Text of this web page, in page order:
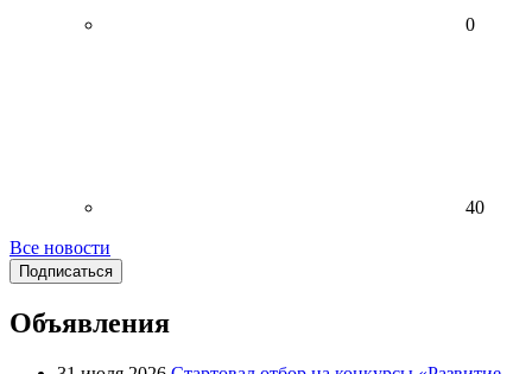
0
40
Все новости
Подписаться
Объявления